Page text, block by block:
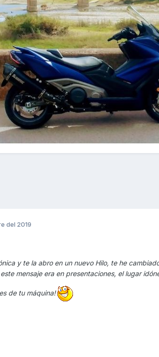
del 2019
y te la abro en un nuevo Hilo, te he
mensaje era en presentaciones, el lugar
de tu máquina!